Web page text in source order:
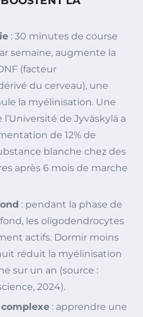
: 30 minutes de course
semaine, augmente la
(facteur
du cerveau), une
la myélinisation. Une
de Jyväskylä a
de 12% de
blanche chez des
après 6 mois de marche
: pendant la phase de
les oligodendrocytes
actifs. Dormir moins
réduit la myélinisation
sur un an (source :
, 2024).
complexe : apprendre une